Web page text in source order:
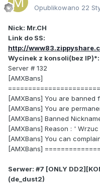
Opublikowano 22
Nick: Mr.CH
Link do SS:
http://
Wycinek z konsoli(bez IP)*:
Server # 132
[AMXBans]
[AMXBans] You are banned
[AMXBans] You are
[AMXBans] Banned
[AMXBans] Reason : '
[AMXBans] You can
[AMXBans]
Serwer: #7 [ONLY
(de_dust2)